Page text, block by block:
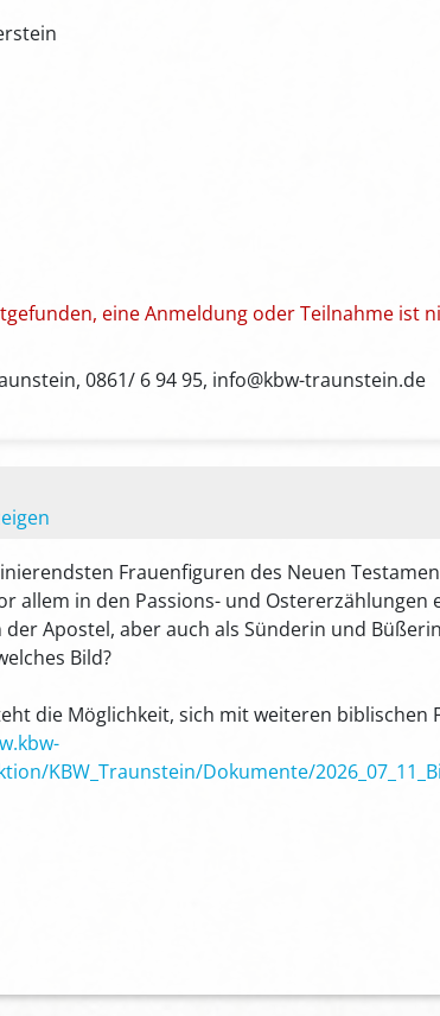
eine Anmeldung oder Teilnahme ist
0861/ 6 94 95, info@kbw-traunstein.de
Frauenfiguren des Neuen
allem in den Passions- und
Apostel, aber auch als Sünderin und
Bild?
die Möglichkeit, sich mit weiteren biblischen
KBW_Traunstein/Dokumente/